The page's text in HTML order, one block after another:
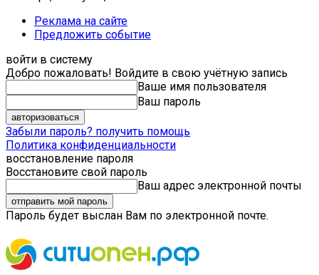
Реклама на сайте
Предложить событие
войти в систему
Добро пожаловать! Войдите в свою учётную запись
Ваше имя пользователя
Ваш пароль
Забыли пароль? получить помощь
Политика конфиденциальности
восстановление пароля
Восстановите свой пароль
Ваш адрес электронной почты
Пароль будет выслан Вам по электронной почте.